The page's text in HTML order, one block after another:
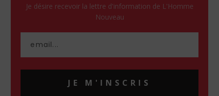
Je désire recevoir la lettre d'information de L'Homme
Nouveau
JE M'INSCRIS